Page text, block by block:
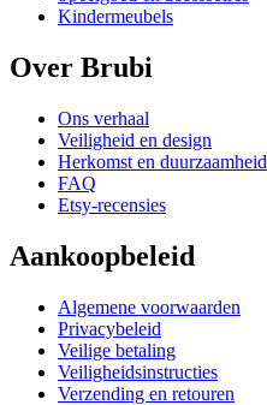
Kindermeubels
Over Brubi
Ons verhaal
Veiligheid en design
Herkomst en duurzaamheid
FAQ
Etsy-recensies
Aankoopbeleid
Algemene voorwaarden
Privacybeleid
Veilige betaling
Veiligheidsinstructies
Verzending en retouren